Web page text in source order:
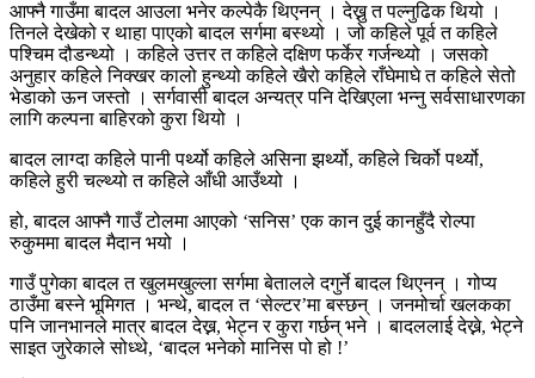
आफ्नै गाउँमा बादल आउला भनेर कल्पेकै थिएनन् । देख्नु त पल्नुढिक थियो ।
तिनले देखेको र थाहा पाएको बादल सर्गमा बस्थ्यो । जो कहिले पूर्व त कहिले
पश्चिम दौडन्थ्यो । कहिले उत्तर त कहिले दक्षिण फर्केर गर्जन्थ्यो । जसको
अनुहार कहिले निक्खर कालो हुन्थ्यो कहिले खैरो कहिले राँघेमाघे त कहिले सेतो
भेडाको ऊन जस्तो । सर्गवासी बादल अन्यत्र पनि देखिएला भन्नु सर्वसाधारणका
लागि कल्पना बाहिरको कुरा थियो ।
बादल लाग्दा कहिले पानी पर्थ्यो कहिले असिना झर्थ्यो, कहिले चिर्को पर्थ्यो,
कहिले हुरी चल्थ्यो त कहिले आँधी आउँथ्यो ।
हो, बादल आफ्नै गाउँ टोलमा आएको ‘सनिस’ एक कान दुई कानहुँदै रोल्पा
रुकुममा बादल मैदान भयो ।
गाउँ पुगेका बादल त खुलमखुल्ला सर्गमा बेतालले दगुर्ने बादल थिएनन् । गोप्य
ठाउँमा बस्ने भूमिगत । भन्थे, बादल त ‘सेल्टर’मा बस्छन् । जनमोर्चा खलकका
पनि जानभानले मात्र बादल देख्न, भेट्न र कुरा गर्छन् भने । बादललाई देख्ने, भेट्ने
साइत जुरेकाले सोध्थे, ‘बादल भनेको मानिस पो हो !’